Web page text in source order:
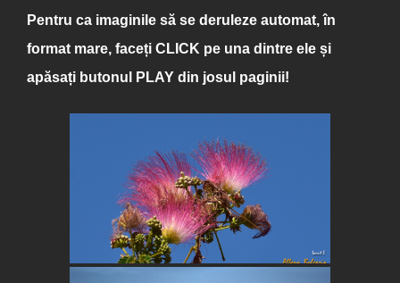
Pentru ca imaginile să se deruleze automat, în
format mare, faceți CLICK pe una dintre ele și
apăsați butonul
PLAY din josul paginii!